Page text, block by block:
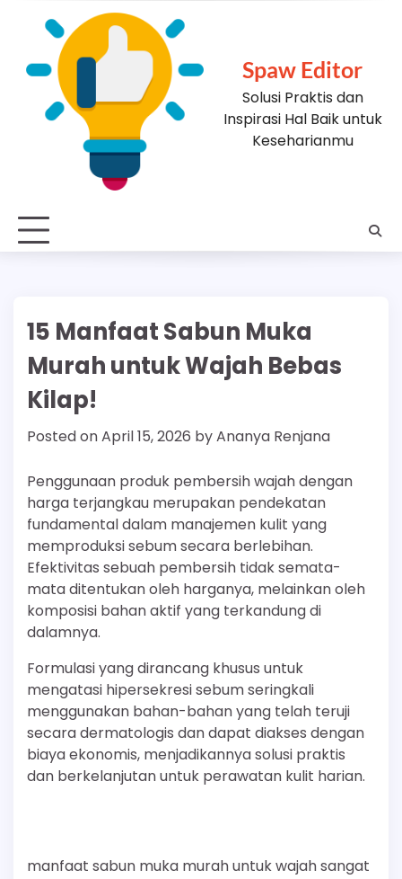
Spaw Editor
Solusi Praktis dan
Inspirasi Hal Baik untuk
Keseharianmu
15 Manfaat Sabun Muka
Murah untuk Wajah Bebas
Kilap!
Posted onApril 15, 2026 byAnanya Renjana
Penggunaan produk pembersih wajah dengan
harga terjangkau merupakan pendekatan
fundamental dalam manajemen kulit yang
memproduksi sebum secara berlebihan.
Efektivitas sebuah pembersih tidak semata-
mata ditentukan oleh harganya, melainkan oleh
komposisi bahan aktif yang terkandung di
dalamnya.
Formulasi yang dirancang khusus untuk
mengatasi hipersekresi sebum seringkali
menggunakan bahan-bahan yang telah teruji
secara dermatologis dan dapat diakses dengan
biaya ekonomis, menjadikannya solusi praktis
dan berkelanjutan untuk perawatan kulit harian.
manfaat sabun muka murah untuk wajah sangat